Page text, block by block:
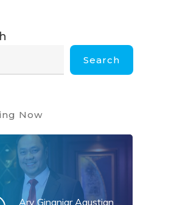
Search
Now
Ary Ginanjar Agustian